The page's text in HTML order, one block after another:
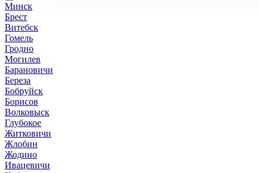
стеклоочистители
топливная система
тормозная система
трансмиссия
электрика
Минск
Брест
Витебск
Гомель
Гродно
Могилев
Барановичи
Береза
Бобруйск
Борисов
Волковыск
Глубокое
Житковичи
Жлобин
Жодино
Ивацевичи